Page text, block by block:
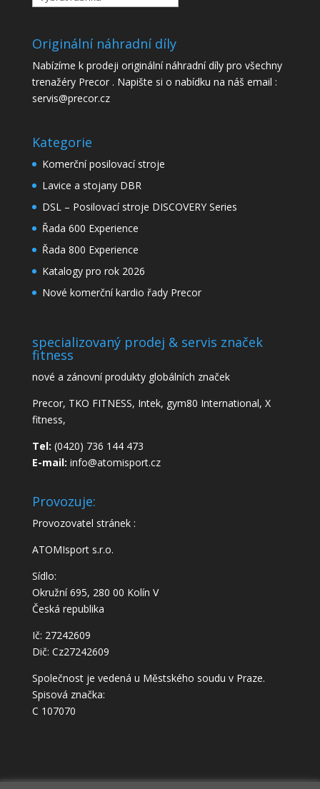
Originální náhradní díly
Nabízíme k prodeji originální náhradní díly pro všechny
trenažéry Precor . Napište si o nabídku na náš email :
servis@precor.cz
Kategorie
Komerční posilovací stroje
Lavice a stojany DBR
DSL – Posilovací stroje DISCOVERY Series
Řada 600 Experience
Řada 800 Experience
Katalogy pro rok 2026
Nové komerční kardio řady Precor
specializovaný prodej & servis značek
fitness
nové a zánovní produkty globálních značek
Precor, TKO FITNESS, Intek, gym80 International, X
fitness,
Tel: (0420) 736 144 473
E-mail: info@atomisport.cz
Provozuje:
Provozovatel stránek :
ATOMIsport s.r.o.
Sídlo:
Okružní 695, 280 00 Kolín V
Česká republika
Ič: 27242609
Dič: Cz27242609
Společnost je vedená u Městského soudu v Praze.
Spisová značka:
C 107070